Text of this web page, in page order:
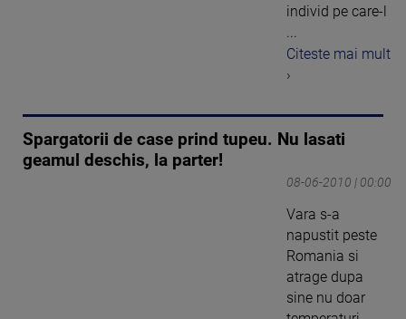
individ pe care-l
Citeste mai mult
›
Spargatorii de case prind tupeu. Nu lasati
geamul deschis, la parter!
08-06-2010 | 00:00
Vara s-a
napustit peste
Romania si
atrage dupa
sine nu doar